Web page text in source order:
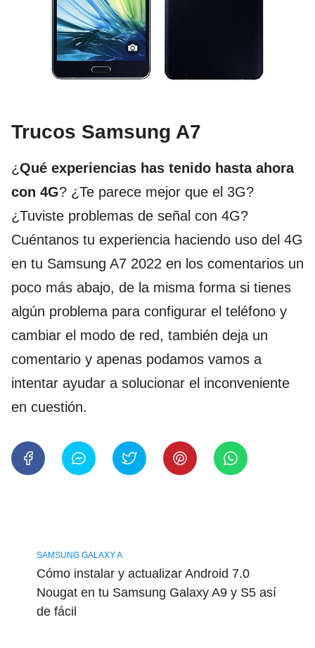
Trucos Samsung A7
¿Qué experiencias has tenido hasta ahora
con 4G? ¿Te parece mejor que el 3G?
¿Tuviste problemas de señal con 4G?
Cuéntanos tu experiencia haciendo uso del 4G
en tu Samsung A7 2022 en los comentarios un
poco más abajo, de la misma forma si tienes
algún problema para configurar el teléfono y
cambiar el modo de red, también deja un
comentario y apenas podamos vamos a
intentar ayudar a solucionar el inconveniente
en cuestión.
SAMSUNG GALAXY A
Cómo instalar y actualizar Android 7.0
Nougat en tu Samsung Galaxy A9 y S5 así
de fácil